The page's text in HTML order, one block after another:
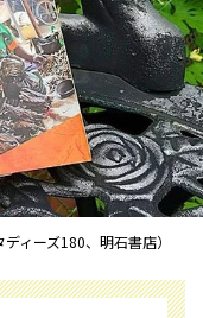
ィーズ180、明石書店）